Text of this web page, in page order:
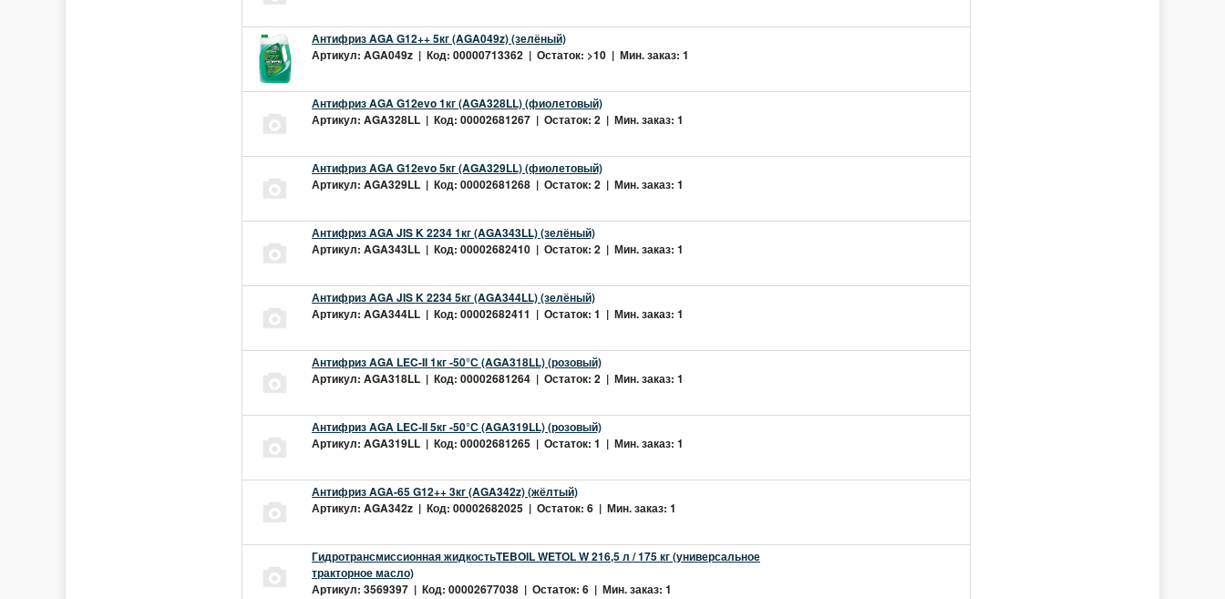
Антифриз AGA G12++ 5кг (AGA049z) (зелёный)
Артикул: AGA049z | Код: 00000713362 | Остаток: >10 | Мин. заказ: 1
Антифриз AGA G12evo 1кг (AGA328LL) (фиолетовый)
Артикул: AGA328LL | Код: 00002681267 | Остаток: 2 | Мин. заказ: 1
Антифриз AGA G12evo 5кг (AGA329LL) (фиолетовый)
Артикул: AGA329LL | Код: 00002681268 | Остаток: 2 | Мин. заказ: 1
Антифриз AGA JIS K 2234 1кг (AGA343LL) (зелёный)
Артикул: AGA343LL | Код: 00002682410 | Остаток: 2 | Мин. заказ: 1
Антифриз AGA JIS K 2234 5кг (AGA344LL) (зелёный)
Артикул: AGA344LL | Код: 00002682411 | Остаток: 1 | Мин. заказ: 1
Антифриз AGA LEC-II 1кг -50°С (AGA318LL) (розовый)
Артикул: AGA318LL | Код: 00002681264 | Остаток: 2 | Мин. заказ: 1
Антифриз AGA LEC-II 5кг -50°С (AGA319LL) (розовый)
Артикул: AGA319LL | Код: 00002681265 | Остаток: 1 | Мин. заказ: 1
Антифриз AGA-65 G12++ 3кг (AGA342z) (жёлтый)
Артикул: AGA342z | Код: 00002682025 | Остаток: 6 | Мин. заказ: 1
Гидротрансмиссионная жидкостьTEBOIL WETOL W 216,5 л / 175 кг (универсальное
тракторное масло)
Артикул: 3569397 | Код: 00002677038 | Остаток: 6 | Мин. заказ: 1